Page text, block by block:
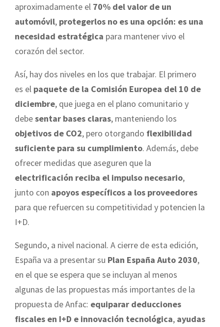
aproximadamente el 70% del valor de un
automóvil, protegerlos no es una opción: es una
necesidad estratégica para mantener vivo el
corazón del sector.
Así, hay dos niveles en los que trabajar. El primero
es el paquete de la Comisión Europea del 10 de
diciembre, que juega en el plano comunitario y
debesentar bases claras, manteniendo los
objetivos de CO2, pero otorgando flexibilidad
suficiente para su cumplimiento. Además, debe
ofrecer medidas que aseguren que la
electrificación reciba el impulso necesario,
junto con apoyos específicos a los proveedores
para que refuercen su competitividad y potencien la
I+D.
Segundo, a nivel nacional. A cierre de esta edición,
España va a presentar su Plan España Auto 2030,
en el que se espera que se incluyan al menos
algunas de las propuestas más importantes de la
propuesta de Anfac: equiparar deducciones
fiscales en I+D e innovación tecnológica, ayudas